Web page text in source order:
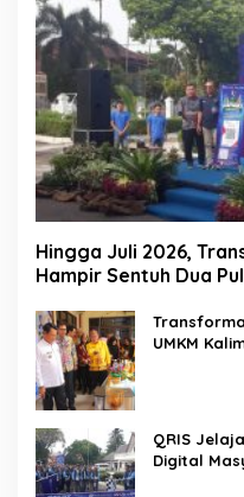
Hingga Juli 2026,
Hampir Sentuh Dua
UMKM
QRIS
Digital